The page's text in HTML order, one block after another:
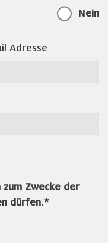
Nein
Adresse
Zwecke der
dürfen.*